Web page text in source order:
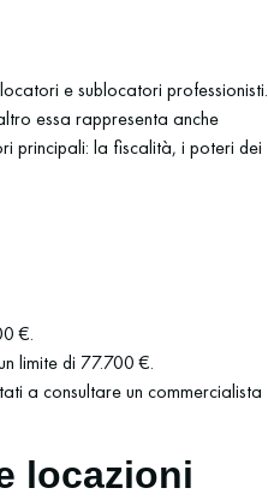
e sublocatori professionisti.
essa rappresenta anche
principali: la fiscalità, i poteri dei
€.
limite di 77.700 €.
a consultare un commercialista
locazioni